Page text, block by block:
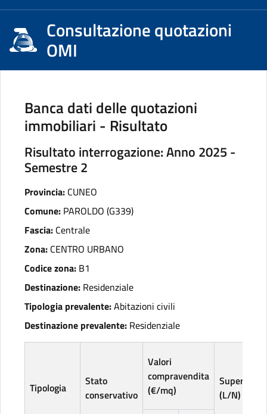
Consultazione quotazioni
OMI
Banca dati delle quotazioni
immobiliari - Risultato
Risultato interrogazione: Anno 2025 -
Semestre 2
Provincia: CUNEO
Comune: PAROLDO (G339)
Fascia: Centrale
Zona: CENTRO URBANO
Codice zona: B1
Destinazione: Residenziale
Tipologia prevalente:Abitazioni civili
Destinazione prevalente: Residenziale
Tipologia
Stato
conservativo
Valori
compravendita
(€/mq)
Superficie
(L/N)